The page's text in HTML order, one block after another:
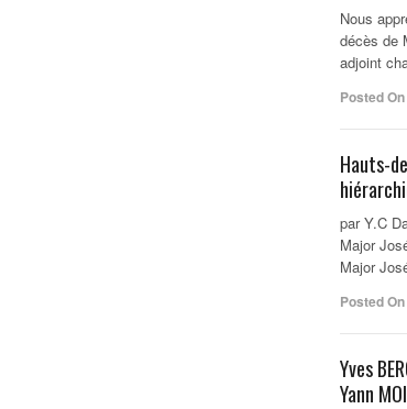
Nous
décès de
adjoint
Posted
Hauts-
par Y.C
Major
Major
Posted
Yves
Yann